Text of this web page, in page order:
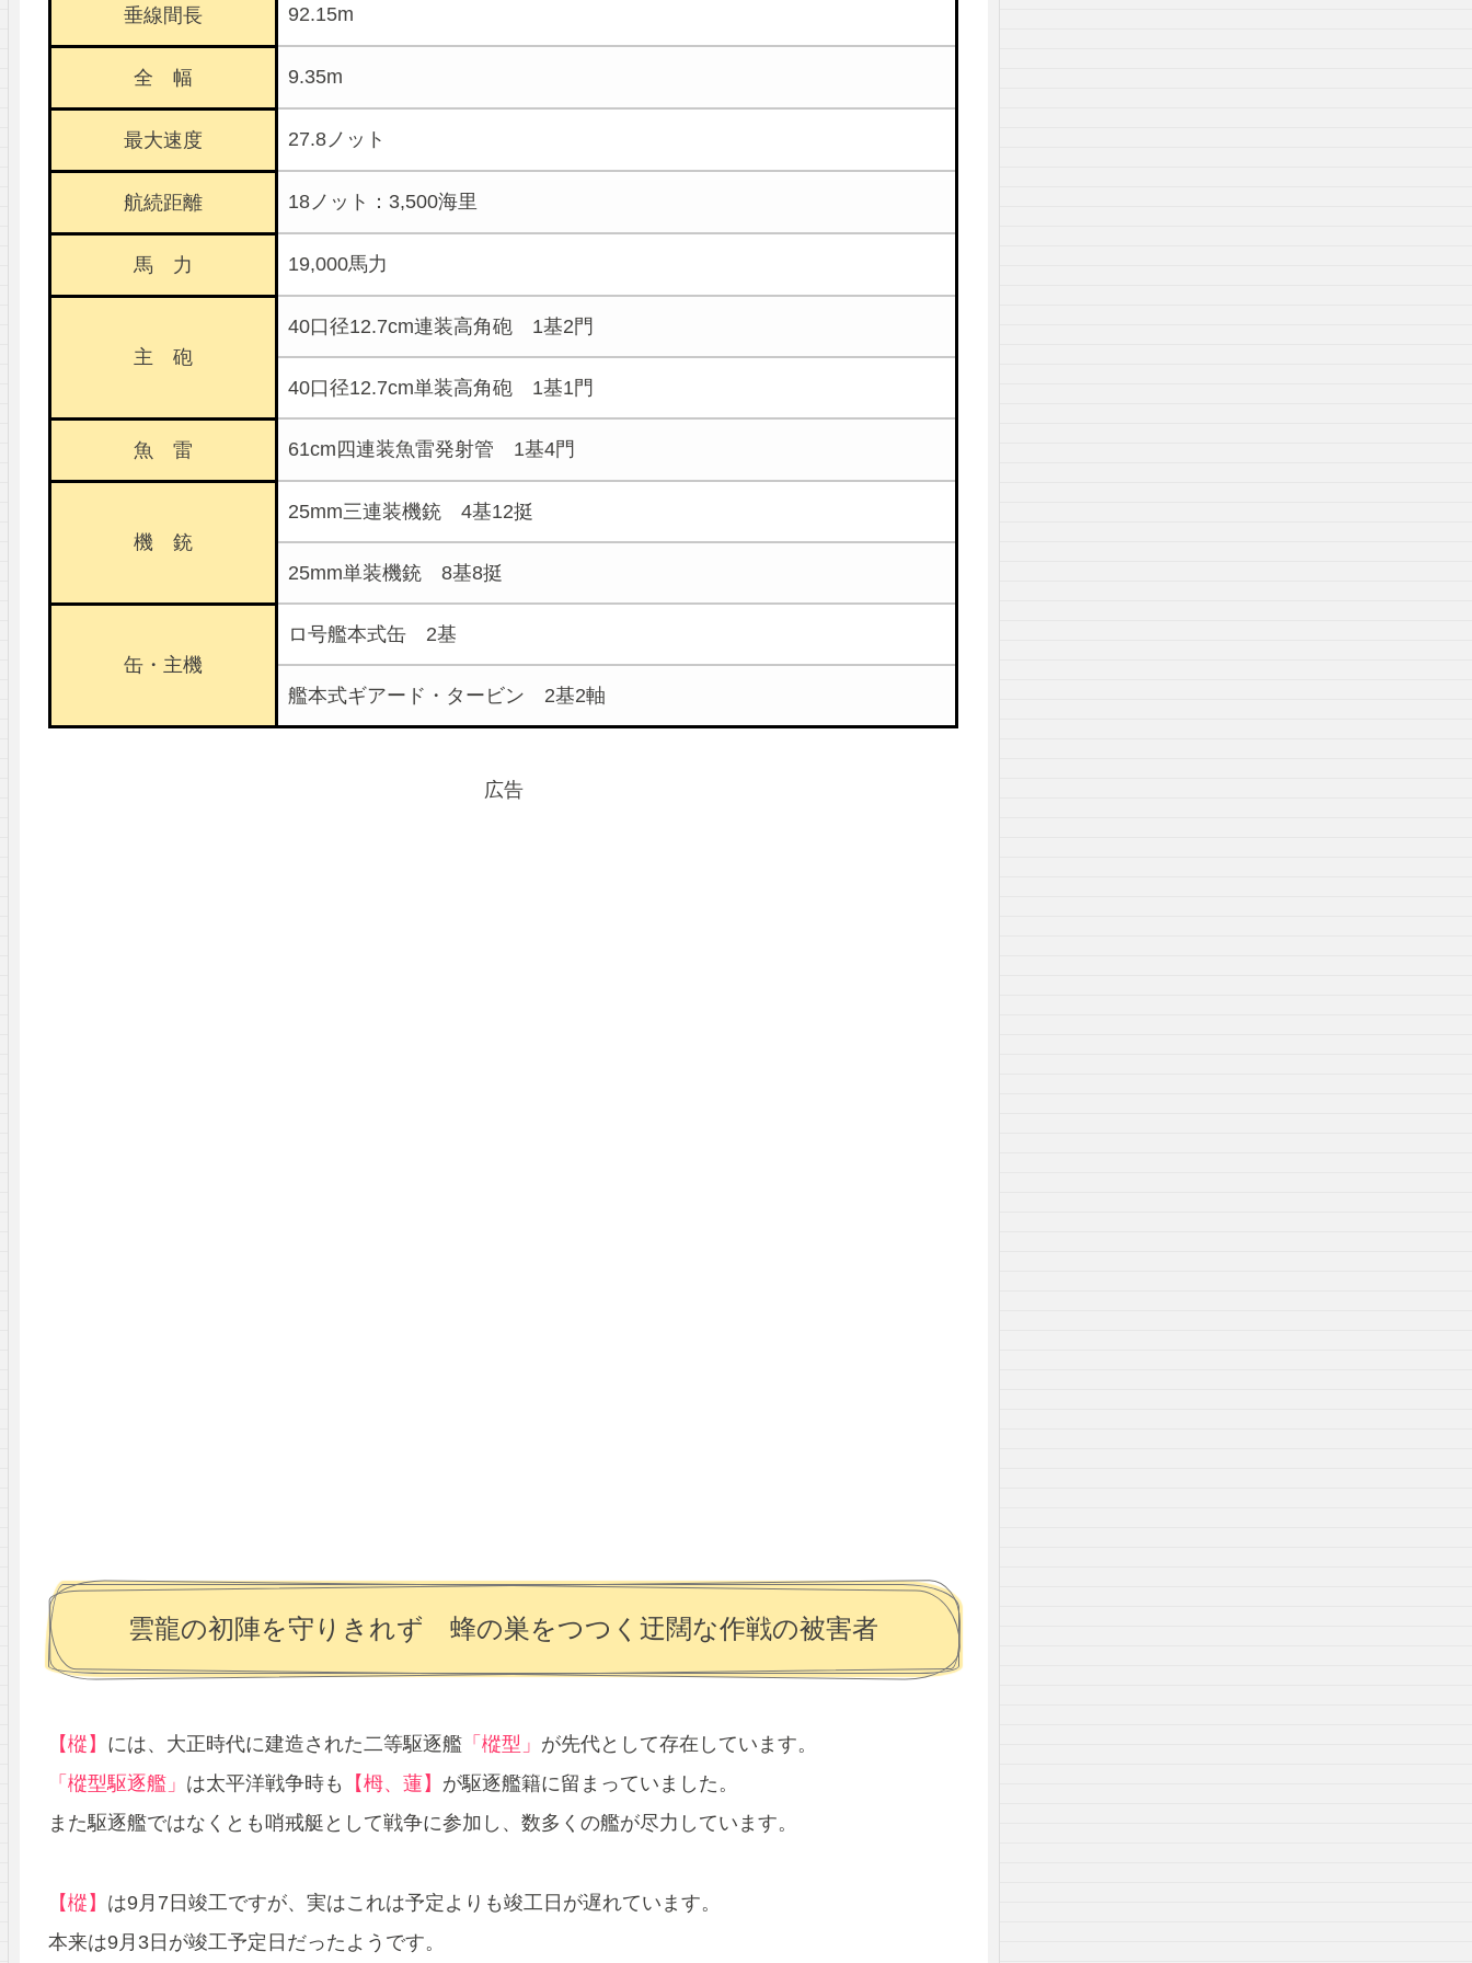
垂線間長 92.15m
全 幅 9.35m
最大速度 27.8ノット
航続距離 18ノット：3,500海里
馬 力 19,000馬力
主 砲
40口径12.7cm連装高角砲 1基2門
40口径12.7cm単装高角砲 1基1門
魚 雷 61cm四連装魚雷発射管 1基4門
機 銃
25mm三連装機銃 4基12挺
25mm単装機銃 8基8挺
缶・主機
ロ号艦本式缶 2基
艦本式ギアード・タービン 2基2軸
広告
雲龍の初陣を守りきれず 蜂の巣をつつく迂闊な作戦の被害者
【樅】 には、大正時代に建造された二等駆逐艦「樅型」 が先代として存在しています。
「樅型駆逐艦」 は太平洋戦争時も 【栂、蓮】 が駆逐艦籍に留まっていました。
また駆逐艦ではなくとも哨戒艇として戦争に参加し、数多くの艦が尽力しています。
【樅】 は9月7日竣工ですが、実はこれは予定よりも竣工日が遅れています。
本来は9月3日が竣工予定日だったようです。